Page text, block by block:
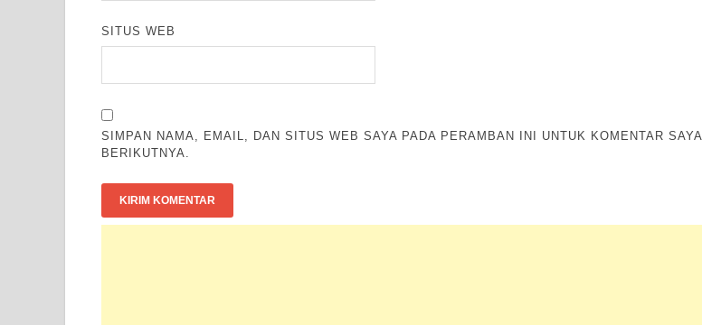
SITUS WEB
SIMPAN NAMA, EMAIL, DAN SITUS WEB SAYA PADA PERAMBAN INI UNTUK KOMENTAR SAYA
BERIKUTNYA.